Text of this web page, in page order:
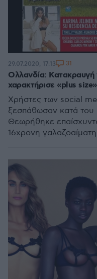
Ολλανδία: Κατακραυγή
χαρακτήρισε «plus
Χρήστες των social
ξεσπάθωσαν κατά του
Θεωρήθηκε
16χρονη γαλαζοαίματη
29.07.2020, 17:13 31